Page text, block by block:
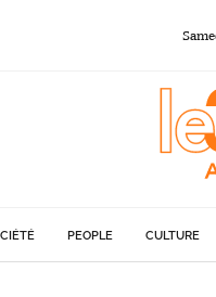
PEOPLE CULTURE